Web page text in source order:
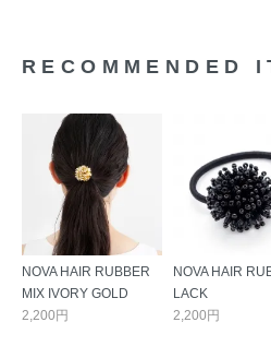
RECOMMENDED
NOVA HAIR RUBBER
MIX IVORY GOLD
2,200円
NOVA HAIR
LACK
2,200円